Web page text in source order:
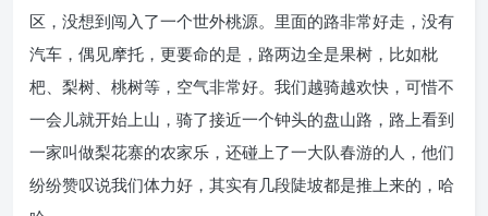
区，没想到闯入了一个世外桃源。里面的路非常好走，没有
汽车，偶见摩托，更要命的是，路两边全是果树，比如枇
杷、梨树、桃树等，空气非常好。我们越骑越欢快，可惜不
一会儿就开始上山，骑了接近一个钟头的盘山路，路上看到
一家叫做梨花寨的农家乐，还碰上了一大队春游的人，他们
纷纷赞叹说我们体力好，其实有几段陡坡都是推上来的，哈